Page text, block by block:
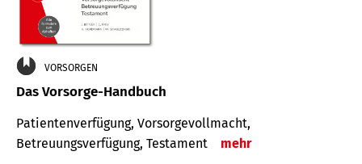
VORSORGEN
Das Vorsorge-Handbuch
Patientenverfügung, Vorsorgevollmacht,
Betreuungsverfügung, Testament
mehr